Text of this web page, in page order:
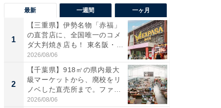
最新 一週間 一ヶ月
1
【三重県】伊勢名物「赤福」
の直営店に、全国唯一のコメ
ダ大判焼き店も！ 東名阪・
伊...
2026/08/06
2
【千葉県】918㎡の県内最大
級マーケットから、廃校をリ
ノベした直売所まで。ファ
ー...
2026/08/06